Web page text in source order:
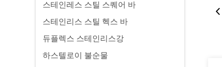
스테인레스 스틸 스퀘어 바
스테인리스 스틸 헥스 바
듀플렉스 스테인리스강
하스텔로이 불순물